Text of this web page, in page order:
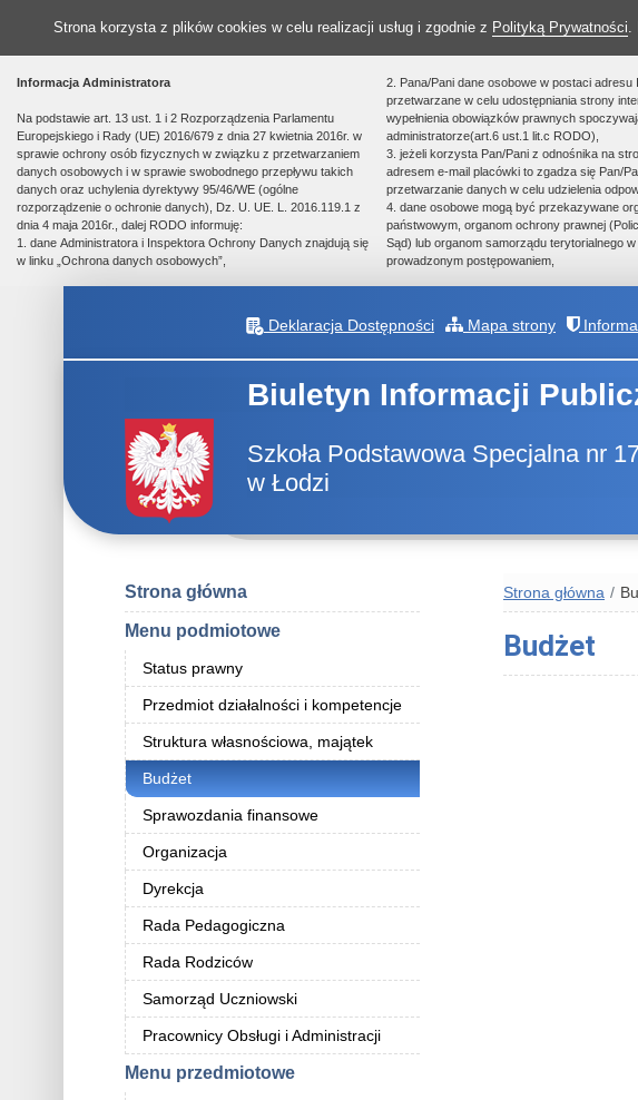
Strona korzysta z plików cookies w celu realizacji usług i zgodnie z Polityką Prywatności.
Informacja Administratora
Na podstawie art. 13 ust. 1 i 2 Rozporządzenia Parlamentu
Europejskiego i Rady (UE) 2016/679 z dnia 27 kwietnia 2016r. w
sprawie ochrony osób fizycznych w związku z przetwarzaniem
danych osobowych i w sprawie swobodnego przepływu takich
danych oraz uchylenia dyrektywy 95/46/WE (ogólne
rozporządzenie o ochronie danych), Dz. U. UE. L. 2016.119.1 z
dnia 4 maja 2016r., dalej RODO informuję:
1. dane Administratora i Inspektora Ochrony Danych znajdują się
w linku „Ochrona danych osobowych”,
2. Pana/Pani dane osobowe w postaci adresu
przetwarzane w celu udostępniania strony
wypełnienia obowiązków prawnych
administratorze(art.6 ust.1 lit.c RODO),
3. jeżeli korzysta Pan/Pani z odnośnika na
adresem e-mail placówki to zgadza się Pan/
przetwarzanie danych w celu udzielenia
4. dane osobowe mogą być przekazywane
państwowym, organom ochrony prawnej
Sąd) lub organom samorządu terytorialnego
prowadzonym postępowaniem,
Deklaracja Dostępności Mapa strony
Biuletyn Informacji
Szkoła Podstawowa Specjalna nr
w Łodzi
Strona główna
Menu podmiotowe
Status prawny
Przedmiot działalności i kompetencje
Struktura własnościowa, majątek
Budżet
Sprawozdania finansowe
Organizacja
Dyrekcja
Rada Pedagogiczna
Rada Rodziców
Samorząd Uczniowski
Pracownicy Obsługi i Administracji
Menu przedmiotowe
Strona główna
Budżet